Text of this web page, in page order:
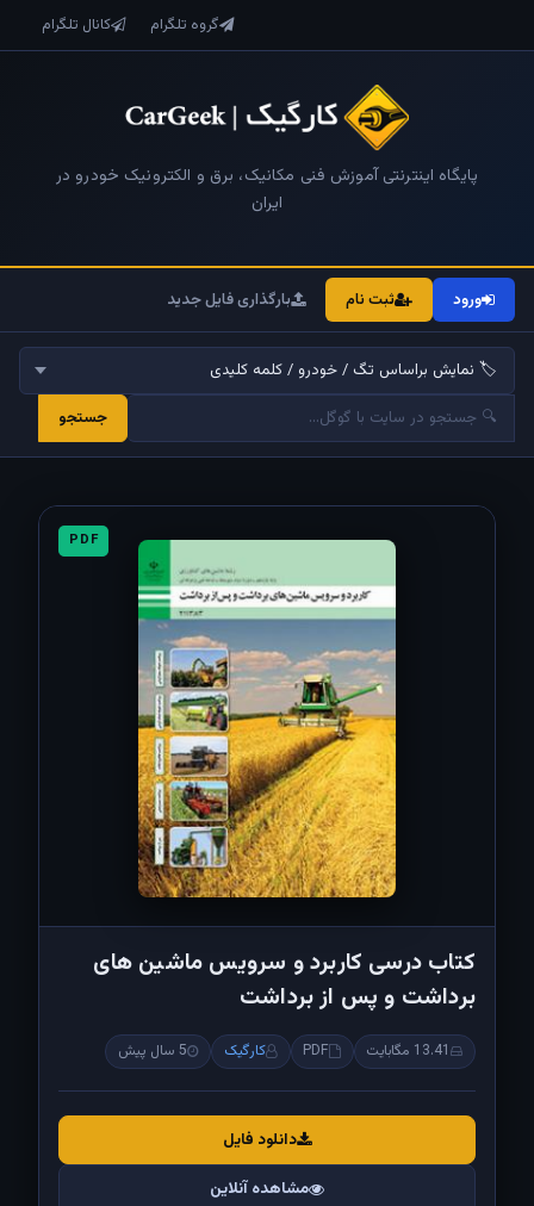
گروه تلگرام کانال تلگرام
پایگاه اینترنتی آموزش فنی مکانیک، برق و الکترونیک خودرو در
ایران
ورود ثبت نام بارگذاری فایل جدید
جستجو
PDF
کتاب درسی کاربرد و سرویس ماشین های
برداشت و پس از برداشت
13.41 مگابایت PDF کارگیک 5 سال پیش
دانلود فایل
مشاهده آنلاین